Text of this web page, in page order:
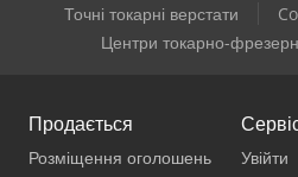
Точні токарні верстати
Центри токарно-
Продається
Розміщення оголошень Увійти